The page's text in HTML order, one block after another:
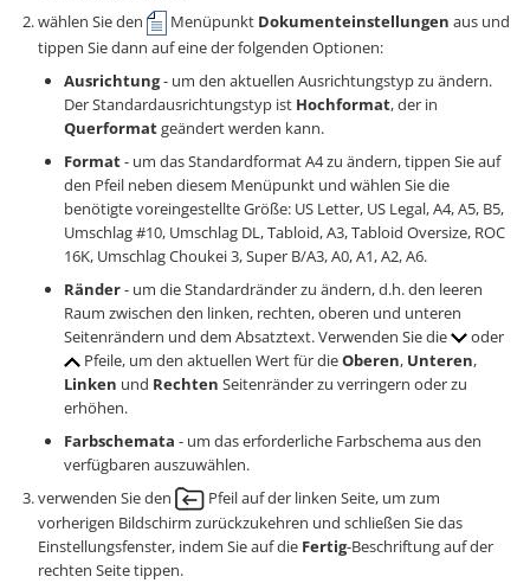
wählen Sie den
Menüpunkt Dokumenteinstellungen aus und
tippen Sie dann auf eine der folgenden Optionen:
Ausrichtung- um den aktuellen Ausrichtungstyp zu ändern.
Der Standardausrichtungstyp ist Hochformat, der in
Querformatgeändert werden kann.
Format- um das Standardformat A4 zu ändern, tippen Sie auf
den Pfeil neben diesem Menüpunkt und wählen Sie die
benötigte voreingestellte Größe: US Letter, US Legal, A4, A5, B5,
Umschlag #10, Umschlag DL, Tabloid, A3, Tabloid Oversize, ROC
16K, Umschlag Choukei 3, Super B/A3, A0, A1, A2, A6.
Ränder- um die Standardränder zu ändern, d.h. den leeren
Raum zwischen den linken, rechten, oberen und unteren
Seitenrändern und dem Absatztext. Verwenden Sie die
oder
Pfeile, um den aktuellen Wert für dieOberen, Unteren,
Linken und Rechten Seitenränder zu verringern oder zu
erhöhen.
Farbschemata - um das erforderliche Farbschema aus den
verfügbaren auszuwählen.
verwenden Sie den
Pfeil auf der linken Seite, um zum
vorherigen Bildschirm zurückzukehren und schließen Sie das
Einstellungsfenster, indem Sie auf die Fertig-Beschriftung auf der
rechten Seite tippen.